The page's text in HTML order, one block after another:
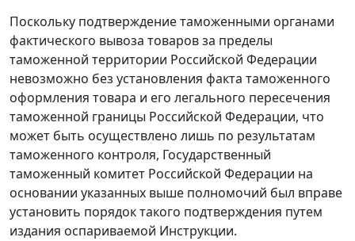
Поскольку подтверждение таможенными органами
фактического вывоза товаров за пределы
таможенной территории Российской Федерации
невозможно без установления факта таможенного
оформления товара и его легального пересечения
таможенной границы Российской Федерации, что
может быть осуществлено лишь по результатам
таможенного контроля, Государственный
таможенный комитет Российской Федерации на
основании указанных выше полномочий был вправе
установить порядок такого подтверждения путем
издания оспариваемой Инструкции.